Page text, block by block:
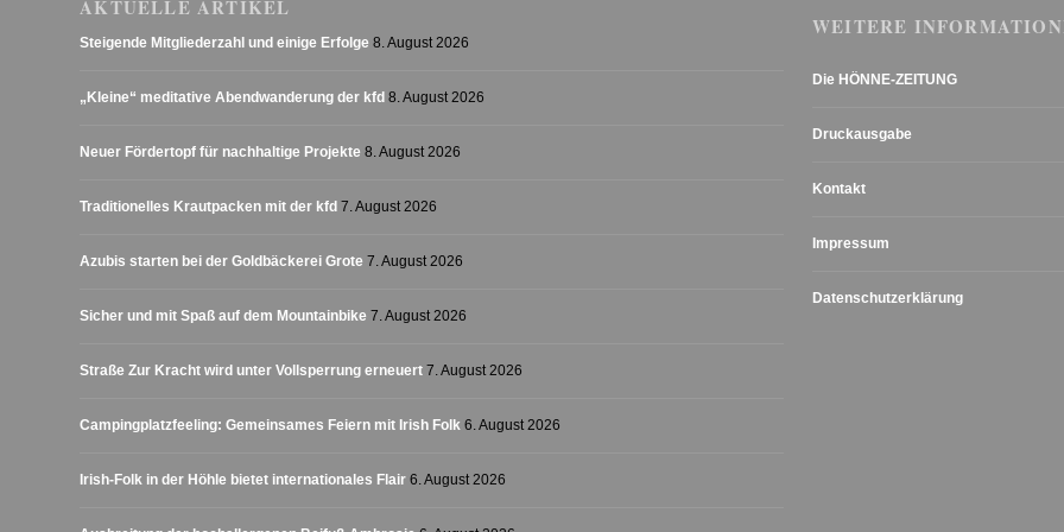
AKTUELLE ARTIKEL
Steigende Mitgliederzahl und einige Erfolge 8. August 2026
„Kleine“ meditative Abendwanderung der kfd 8. August 2026
Neuer Fördertopf für nachhaltige Projekte 8. August 2026
Traditionelles Krautpacken mit der kfd 7. August 2026
Azubis starten bei der Goldbäckerei Grote 7. August 2026
Sicher und mit Spaß auf dem Mountainbike 7. August 2026
Straße Zur Kracht wird unter Vollsperrung erneuert 7. August 2026
Campingplatzfeeling: Gemeinsames Feiern mit Irish Folk 6. August 2026
Irish-Folk in der Höhle bietet internationales Flair 6. August 2026
WEITERE
Die HÖNNE-ZEITUNG
Druckausgabe
Kontakt
Impressum
Datenschutzerklärung